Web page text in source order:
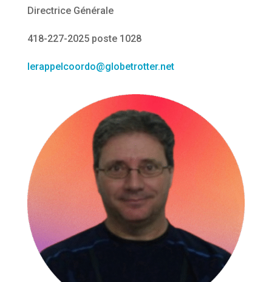
Directrice Générale
418-227-2025 poste 1028
lerappelcoordo@globetrotter.net